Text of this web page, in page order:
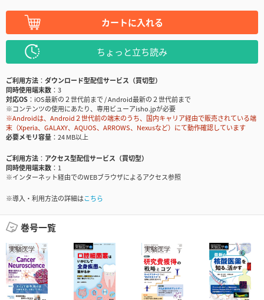
カートに入れる
ちょっと立ち読み
ご利用方法
ダウンロード型配信サービス（買切型）
同時使用端末数
3
対応OS
iOS最新の２世代前まで / Android最新の２世代前まで
※コンテンツの使用にあたり、専用ビューアisho.jpが必要
※Androidは、Android２世代前の端末のうち、国内キャリア経由で販売されている端
末（Xperia、GALAXY、AQUOS、ARROWS、Nexusなど）にて動作確認しています
必要メモリ容量
24 MB以上
ご利用方法
アクセス型配信サービス（買切型）
同時使用端末数
1
※インターネット経由でのWEBブラウザによるアクセス参照
※導入・利用方法の詳細はこちら
巻号一覧